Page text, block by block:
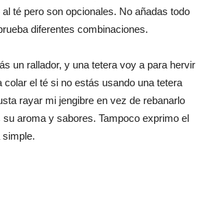
té pero son opcionales. No añadas todo
diferentes combinaciones.
un rallador, y una tetera voy a para hervir
colar el té si no estás usando una tetera
rayar mi jengibre en vez de rebanarlo
su aroma y sabores. Tampoco exprimo el
simple.